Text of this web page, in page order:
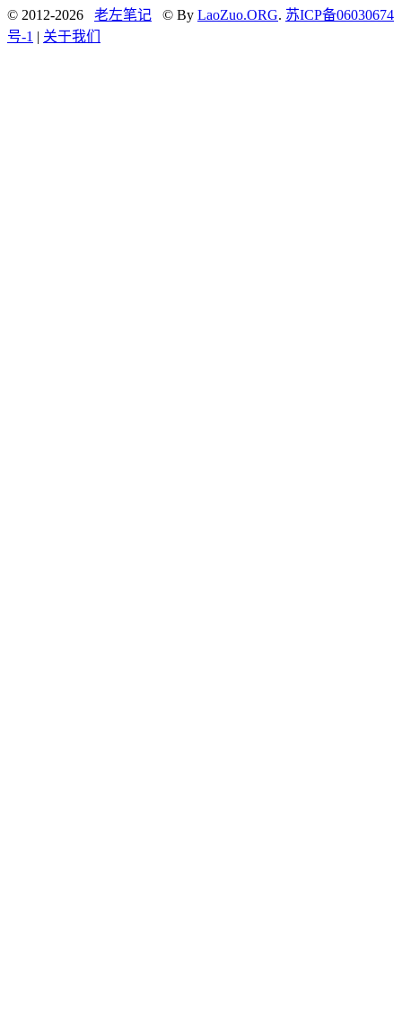
© 2012-2026 老左笔记 © By LaoZuo.ORG. 苏ICP备06030674
号-1 | 关于我们